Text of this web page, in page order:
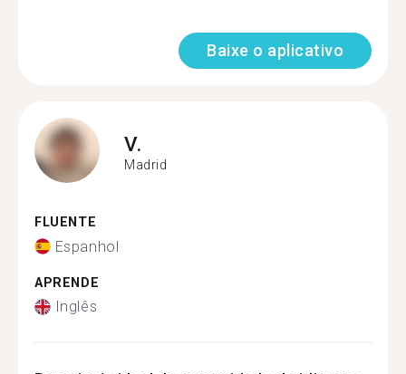
Baixe o aplicativo
V.
Madrid
FLUENTE
Espanhol
APRENDE
Inglês